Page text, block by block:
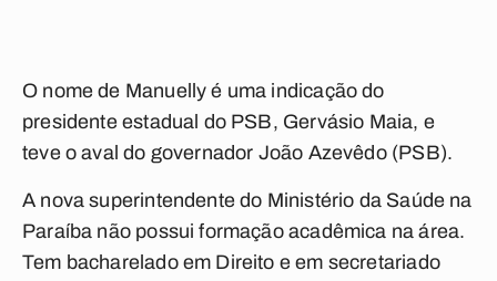
O nome de Manuelly é uma indicação do
presidente estadual do PSB, Gervásio Maia, e
teve o aval do governador João Azevêdo (PSB).
A nova superintendente do Ministério da Saúde na
Paraíba não possui formação acadêmica na área.
Tem bacharelado em Direito e em secretariado